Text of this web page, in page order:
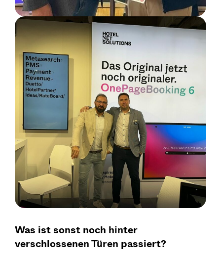
Was ist sonst noch hinter
verschlossenen Türen passiert?